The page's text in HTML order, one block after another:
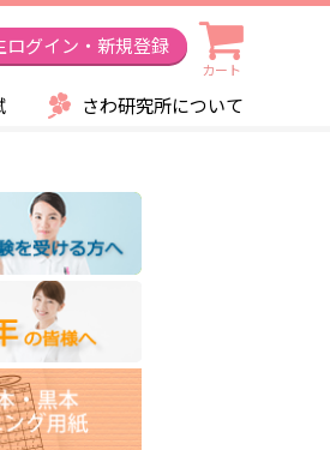
ログイン・新規登録
カート
さわ研究所について